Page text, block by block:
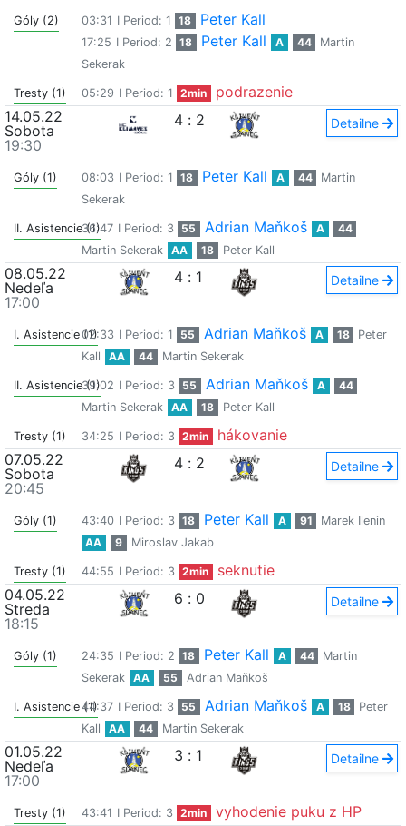
Góly (2) 03:31 I Period: 1 18 Peter Kall
17:25 I Period: 2 18 Peter Kall A 44
Martin
Sekerak
Tresty (1) 05:29 I Period: 1 2min
podrazenie
14.05.22
Sobota
19:30
4 : 2 Detailne
Góly (1) 08:03 I Period: 1 18 Peter Kall A 44
Martin
Sekerak
II. Asistencie (1)
36:47 I Period: 3 55 Adrian Maňkoš A
44
Martin Sekerak
AA 18 Peter Kall
08.05.22
Nedeľa
17:00
4 : 1 Detailne
I. Asistencie (1)02:33 I Period: 1 55 Adrian Maňkoš A 18
Peter
Kall
AA 44 Martin Sekerak
II. Asistencie (1)
39:02 I Period: 3 55 Adrian Maňkoš A
44
Martin Sekerak
AA 18 Peter Kall
Tresty (1) 34:25 I Period: 3 2min
hákovanie
07.05.22
Sobota
20:45
4 : 2 Detailne
Góly (1) 43:40 I Period: 3 18 Peter Kall A 91
Marek Ilenin
AA
9 Miroslav Jakab
Tresty (1) 44:55 I Period: 3 2min
seknutie
04.05.22
Streda
18:15
6 : 0 Detailne
Góly (1) 24:35 I Period: 2 18 Peter Kall A 44
Martin
Sekerak
AA 55 Adrian Maňkoš
I. Asistencie (1)44:37 I Period: 3 55 Adrian Maňkoš A 18
Peter
Kall
AA 44 Martin Sekerak
01.05.22
Nedeľa
17:00
3 : 1 Detailne
Tresty (1) 43:41 I Period: 3 2min
vyhodenie puku z HP